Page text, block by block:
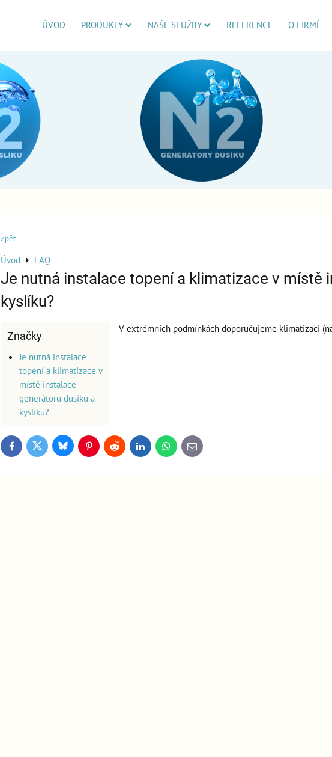
ÚVOD PRODUKTY NAŠE SLUŽBY REFERENCE O FIRMĚ
Zpět
Úvod FAQ
Je nutná instalace topení a klimatizace v místě
kyslíku?
Značky
Je nutná instalace
topení a klimatizace v
místě instalace
generátoru dusíku a
kyslíku?
V extrémních podmínkách doporučujeme klimatizaci
FacebookTwitter BlueskyPinterestReddit LinkedInWhatsApp
E-
mail